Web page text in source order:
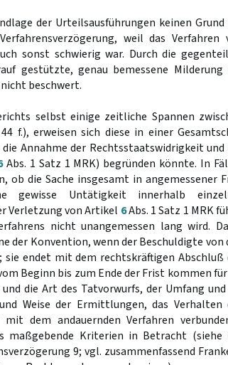
der Urteilsausführungen keinen
weil das Verfahren
sonst schwierig war. Durch die
gestützte, genau bemessene Milderung
beschwert.
selbst einige zeitliche Spannen
f.), erweisen sich diese in einer
Annahme der Rechtsstaatswidrigkeit und
Abs. 1 Satz 1 MRK) begründen könnte. In
die Sache insgesamt in angemessener
gewisse Untätigkeit innerhalb
Verletzung von Artikel 6Abs. 1 Satz 1 MRK
nicht unangemessen lang wird.
der Konvention, wenn der Beschuldigte von
endet mit dem rechtskräftigen Abschluß
Beginn bis zum Ende der Frist kommen
die Art des Tatvorwurfs, der Umfang
Weise der Ermittlungen, das Verhalten
dem andauernden Verfahren
maßgebende Kriterien in Betracht (siehe
9; vgl. zusammenfassend